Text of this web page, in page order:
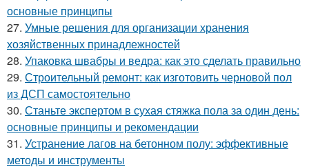
основные принципы
27. Умные решения для организации хранения
хозяйственных принадлежностей
28. Упаковка швабры и ведра: как это сделать правильно
29. Строительный ремонт: как изготовить черновой пол
из ДСП самостоятельно
30. Станьте экспертом в сухая стяжка пола за один день:
основные принципы и рекомендации
31. Устранение лагов на бетонном полу: эффективные
методы и инструменты